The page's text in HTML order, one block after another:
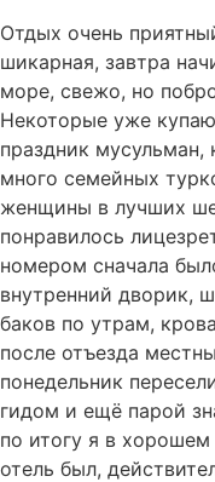
Отдых очень
шикарная, завтра
море, свежо, но
Некоторые уже
праздник мусульман,
много семейных
женщины в лучших
понравилось
номером сначала
внутренний дворик,
баков по утрам,
после отъезда
понедельник
гидом и ещё парой
по итогу я в
отель был,